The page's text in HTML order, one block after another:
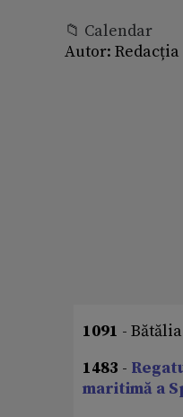
📁 Calendar
Autor: Redacția
1091 -
1483 -
maritimă a